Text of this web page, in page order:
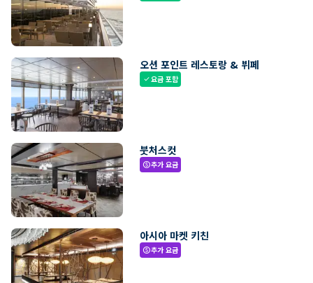
오션 포인트 레스토랑 & 뷔페
check요금 포함
붓처스컷
paid추가 요금
아시아 마켓 키친
paid추가 요금